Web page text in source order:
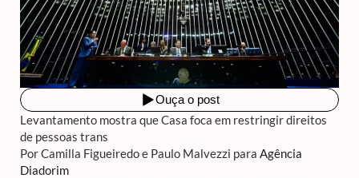
Levantamento mostra que Casa foca em restringir direitos
de pessoas trans
Por Camilla Figueiredo e Paulo Malvezzi para Agência
Diadorim